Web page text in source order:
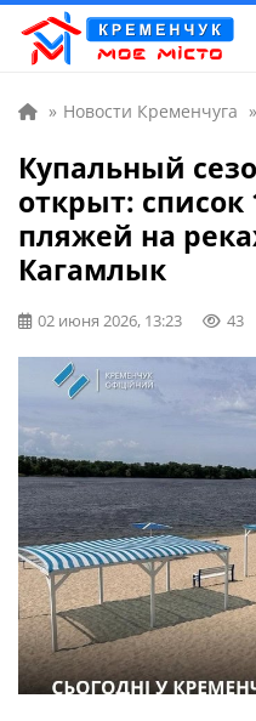
» Новости Кременчуга »
Купальный
открыт: список
пляжей на
Кагамлык
02 июня 2026, 13:23 43